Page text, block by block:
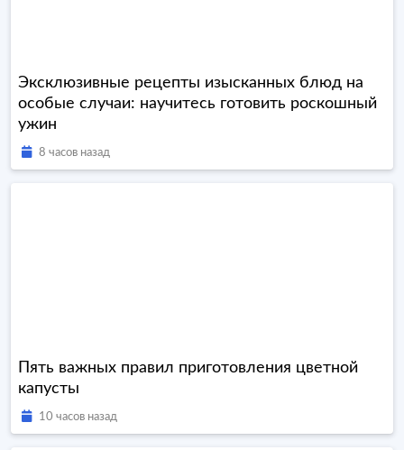
Эксклюзивные рецепты изысканных блюд на
особые случаи: научитесь готовить роскошный
ужин
8 часов назад
Пять важных правил приготовления цветной
капусты
10 часов назад